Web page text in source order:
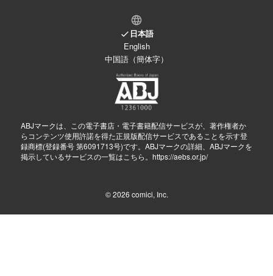
日本語
English
中国語（簡体字）
ABJマークは、この電子書店・電子書籍配信サービスが、著作権者か
らコンテンツ使用許諾を得た正規版配信サービスであることを示す登
録商標(登録番号 第6091713号)です。ABJマークの詳細、ABJマークを
掲示しているサービスの一覧はこちら。 https://aebs.or.jp/
© 2026 comici, Inc.